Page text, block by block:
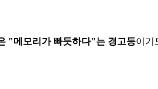
"메모리가 빠듯하다"는 경고등이기